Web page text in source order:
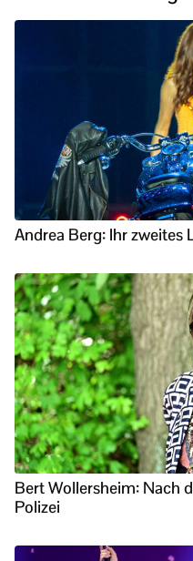
Andrea Berg: Ihr zweites
Bert Wollersheim: Nach
Polizei